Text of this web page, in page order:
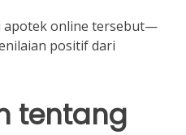
apotek online tersebut—
positif dari
tentang